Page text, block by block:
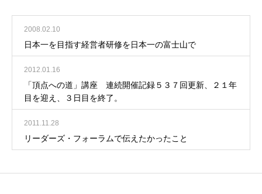
2008.02.10
日本一を目指す経営者研修を日本一の富士山で
2012.01.16
「頂点への道」講座 連続開催記録５３７回更新、２１年
目を迎え、３日目を終了。
2011.11.28
リーダーズ・フォーラムで伝えたかったこと